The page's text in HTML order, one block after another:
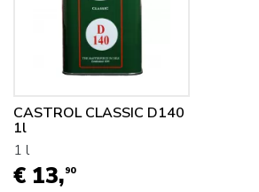
CASTROL CLASSIC D140
1l
1 l
€ 13,90